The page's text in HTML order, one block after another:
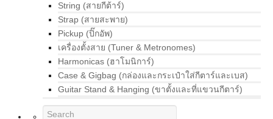
String (สายกีต้าร์)
Strap (สายสะพาย)
Pickup (ปิ๊กอัพ)
เครื่องตั้งสาย (Tuner & Metronomes)
Harmonicas (ฮาโมนิการ์)
Case & Gigbag (กล่องและกระเป๋าใส่กีตาร์และเบส)
Guitar Stand & Hanging (ขาตั้งและที่แขวนกีตาร์)